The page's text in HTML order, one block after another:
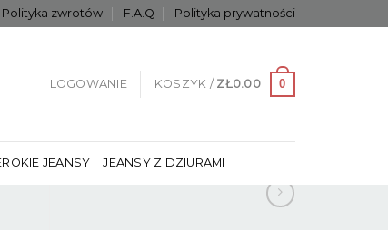
Polityka zwrotów F.A.Q Polityka prywatności
LOGOWANIE KOSZYK / ZŁ0.00 0
JEANSY JEANSY Z DZIURAMI